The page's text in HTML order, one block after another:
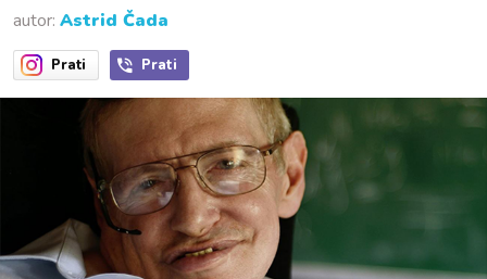
autor: Astrid Čada
Prati Prati